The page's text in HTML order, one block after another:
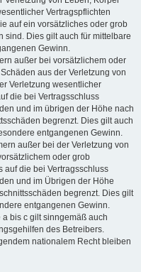
Vertragspflichten
auf ein vorsätzliches oder grob
sind. Dies gilt auch für mittelbare
Gewinn.
außer bei vorsätzlichem oder
aus der Verletzung von
Verletzung wesentlicher
die bei Vertragsschluss
und im übrigen der Höhe nach
begrenzt. Dies gilt auch
entgangenen Gewinn.
außer bei der Verletzung von
oder grob
auf die bei Vertragsschluss
und im Übrigen der Höhe
begrenzt. Dies gilt
entgangenen Gewinn.
bis c gilt sinngemäß auch
des Betreibers.
nationalem Recht bleiben